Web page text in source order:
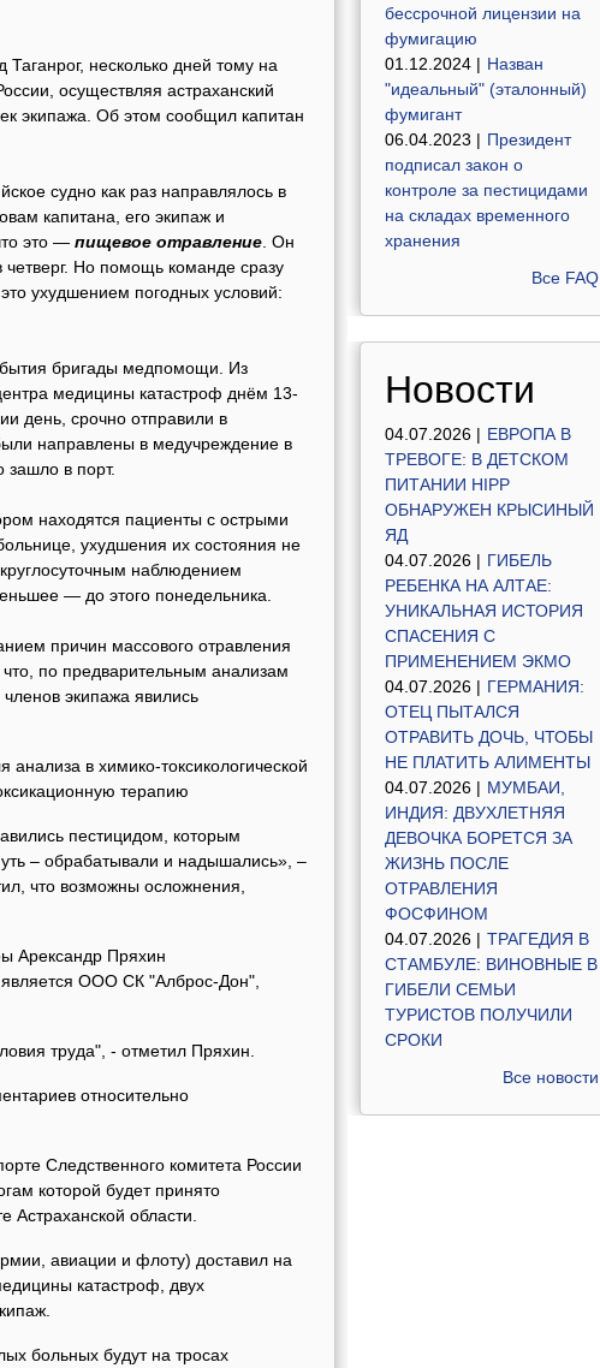
несколько дней тому на
осуществляя астраханский
экипажа. Об этом сообщил капитан
судно как раз направлялось в
капитана, его экипаж и
это — пищевое отравление . Он
Но помощь команде сразу
ухудшением погодных условий:
бригады медпомощи. Из
медицины катастроф днём 13-
день, срочно отправили в
направлены в медучреждение в
зашло в порт.
находятся пациенты с острыми
ухудшения их состояния не
наблюдением
— до этого понедельника.
причин массового отравления
по предварительным анализам
экипажа явились
в химико-токсикологической
терапию
пестицидом, которым
– обрабатывали и надышались», –
что возможны осложнения,
Арександр Пряхин
ООО СК "Алброс-Дон",
труда", - отметил Пряхин.
относительно
Следственного комитета России
которой будет принято
области.
авиации и флоту) доставил на
катастроф, двух
больных будут на тросах
бессрочной лицензии на
фумигацию
01.12.2024 | Назван
"идеальный" (эталонный)
фумигант
06.04.2023 | Президент
подписал закон о
контроле за пестицидами
на складах временного
хранения
Все FAQ
Новости
04.07.2026 | ЕВРОПА В
ТРЕВОГЕ: В ДЕТСКОМ
ПИТАНИИ HIPP
ОБНАРУЖЕН КРЫСИНЫЙ
ЯД
04.07.2026 | ГИБЕЛЬ
РЕБЕНКА НА АЛТАЕ:
УНИКАЛЬНАЯ ИСТОРИЯ
СПАСЕНИЯ С
ПРИМЕНЕНИЕМ ЭКМО
04.07.2026 | ГЕРМАНИЯ:
ОТЕЦ ПЫТАЛСЯ
ОТРАВИТЬ ДОЧЬ, ЧТОБЫ
НЕ ПЛАТИТЬ АЛИМЕНТЫ
04.07.2026 | МУМБАИ,
ИНДИЯ: ДВУХЛЕТНЯЯ
ДЕВОЧКА БОРЕТСЯ ЗА
ЖИЗНЬ ПОСЛЕ
ОТРАВЛЕНИЯ
ФОСФИНОМ
04.07.2026 | ТРАГЕДИЯ В
СТАМБУЛЕ: ВИНОВНЫЕ В
ГИБЕЛИ СЕМЬИ
ТУРИСТОВ ПОЛУЧИЛИ
СРОКИ
Все новости